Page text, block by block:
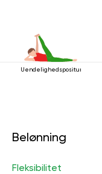
Uendelighedspositur
Belønning
Fleksibilitet